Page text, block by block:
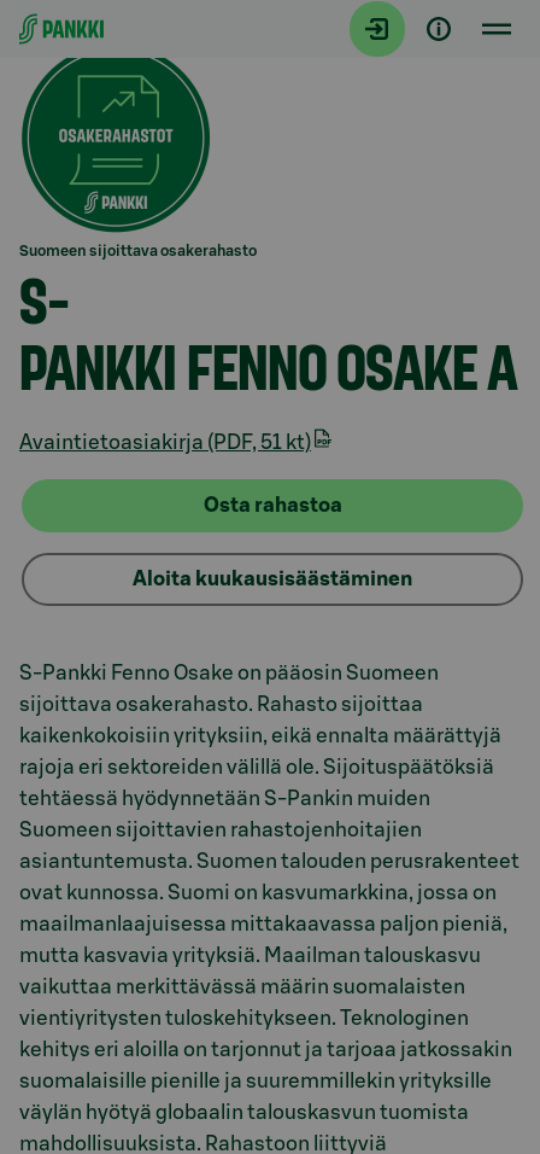
Siirry suoraan sisältöön
Suomeen sijoittava osakerahasto
S-
PANKKI FENNO OSAKE A
Avaintietoasiakirja (PDF, 51 kt)
Osta rahastoa
Aloita kuukausisäästäminen
Osio otsikolla Rahaston esittely
S-Pankki Fenno Osake on pääosin Suomeen
sijoittava osakerahasto. Rahasto sijoittaa
kaikenkokoisiin yrityksiin, eikä ennalta määrättyjä
rajoja eri sektoreiden välillä ole. Sijoituspäätöksiä
tehtäessä hyödynnetään S-Pankin muiden
Suomeen sijoittavien rahastojenhoitajien
asiantuntemusta. Suomen talouden perusrakenteet
ovat kunnossa. Suomi on kasvumarkkina, jossa on
maailmanlaajuisessa mittakaavassa paljon pieniä,
mutta kasvavia yrityksiä. Maailman talouskasvu
vaikuttaa merkittävässä määrin suomalaisten
vientiyritysten tuloskehitykseen. Teknologinen
kehitys eri aloilla on tarjonnut ja tarjoaa jatkossakin
suomalaisille pienille ja suuremmillekin yrityksille
väylän hyötyä globaalin talouskasvun tuomista
mahdollisuuksista. Rahastoon liittyviä